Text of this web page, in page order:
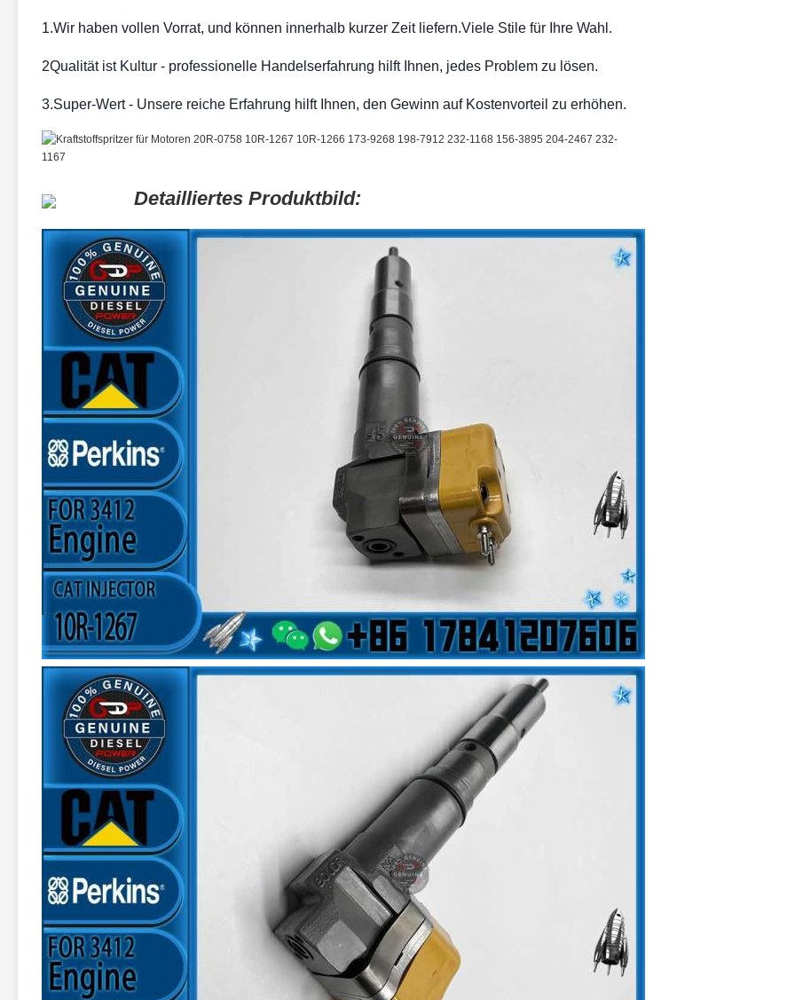
1.Wir haben vollen Vorrat, und können innerhalb kurzer Zeit liefern.Viele Stile für Ihre Wahl.
2Qualität ist Kultur - professionelle Handelserfahrung hilft Ihnen, jedes Problem zu lösen.
3.Super-Wert - Unsere reiche Erfahrung hilft Ihnen, den Gewinn auf Kostenvorteil zu erhöhen.
Detailliertes Produktbild: